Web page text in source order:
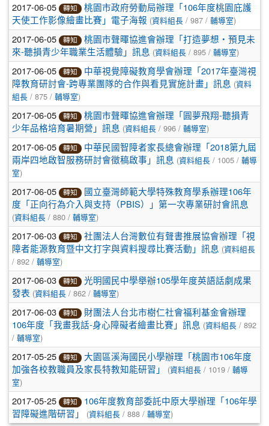
2017-06-05 轉知
桃園市政府勞動局辦理「106年度桃園庇護
天使工作影像繪畫比賽」電子海報 (資料組長 / 987 / 輔導室)
2017-06-05 轉知
桃園市聲暉協進會辦理「打造夢想‧預見未
來-聽損青少年職業生活體驗」訊息 (資料組長 / 895 / 輔導室)
2017-06-05 轉知
中華視覺障礙教育學會辦理「2017年臺灣視
障教育研討會-跨專業團隊的合作與看見實施計畫」訊息 (資料
組長 / 875 / 輔導室)
2017-06-05 轉知
桃園市聲暉協進會辦理「圓夢飛翔-聽損青
少年品格培育暑期營」訊息 (資料組長 / 996 / 輔導室)
2017-06-05 轉知
中華民國智障者家長總會辦理「2018第九屆
兩岸四地啟智服務研討會徵稿啟事」訊息 (資料組長 / 1005 / 輔導
室)
2017-06-05 轉知
國立臺灣師範大學特殊教育學系辦理106年
度「正向行為介入與支持（PBIS）」第一次專業研討會訊息
(資料組長 / 880 / 輔導室)
2017-06-03 轉知
社團法人台灣數位有聲書推展協會辦理「視
障者能源教育暨中文打字與資料搜尋比賽活動」訊息 (資料組長
/ 892 / 輔導室)
2017-06-03 轉知
光明國民中學舉辦105學年度英語話劇成果
發表 (資料組長 / 862 / 輔導室)
2017-06-03 轉知
財團法人台北市樹仁社會福利基金會辦理
106年度「我畫我話-身心障礙者繪畫比賽」訊息 (資料組長 / 892
/ 輔導室)
2017-05-25 轉知
大園區溪海國民小學辦理「桃園市106年度
加強各校教職員及家長特教知能研習」
(資料組長 / 1019 / 輔導
室)
2017-05-25 轉知
106年度教育部委託中原大學辦理「106年學
習障礙進階研習」
(資料組長 / 888 / 輔導室)